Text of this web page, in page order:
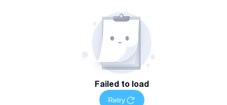
Failed to load
Retry